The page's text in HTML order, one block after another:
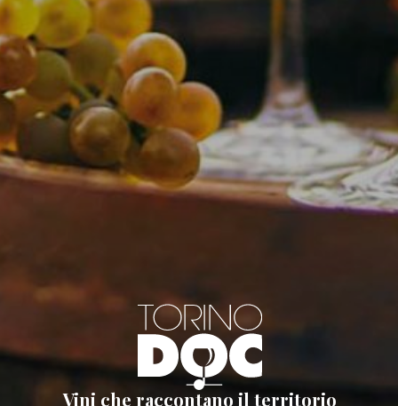
Vini che raccontano il territorio